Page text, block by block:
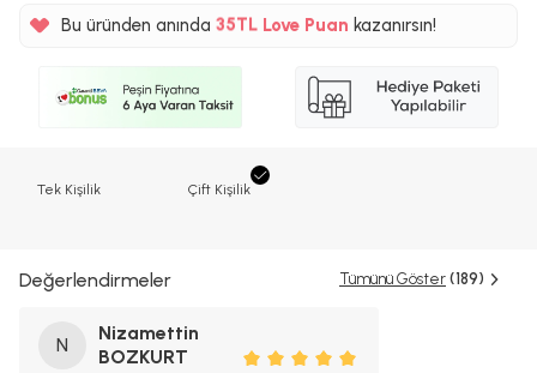
Bu üründen anında
35TL
%5
Love Puankazanırsın!
Tek Kişilik Çift Kişilik
Değerlendirmeler Tümünü Göster (189)
N
Nizamettin
BOZKURT